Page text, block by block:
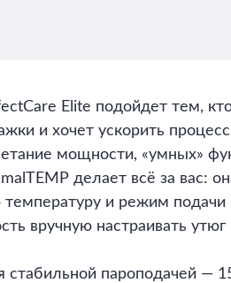
Elite подойдет тем,
и хочет ускорить процесс
мощности, «умных»
делает всё за вас:
и режим
вручную настраивать
стабильной пароподачей —